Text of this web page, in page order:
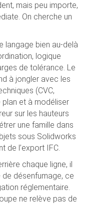
mais peu importe,
On cherche un
langage bien au-delà
logique
de tolérance. Le
à jongler avec les
(CVC,
et à modéliser
sur les hauteurs
une famille dans
sous Solidworks
de l’export IFC.
chaque ligne, il
de désenfumage, ce
réglementaire.
ne relève pas de